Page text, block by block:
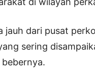
jauh dari pusat
sering